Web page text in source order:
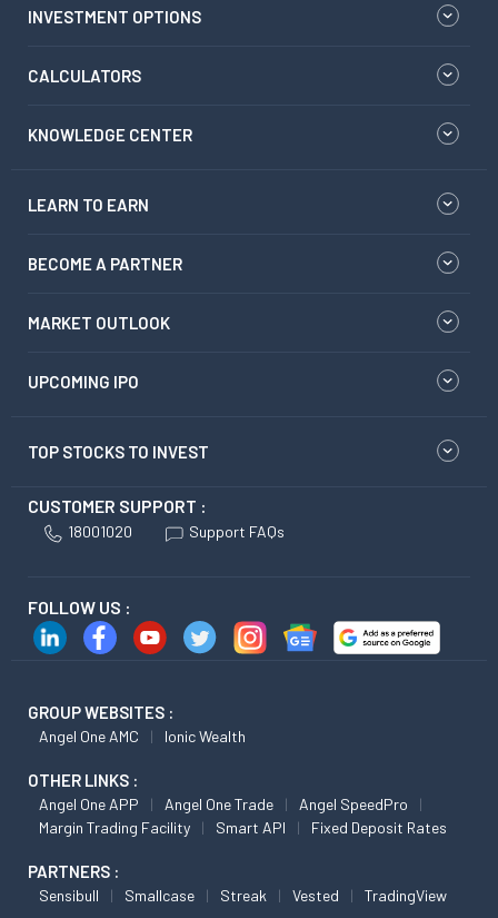
INVESTMENT OPTIONS
CALCULATORS
KNOWLEDGE CENTER
LEARN TO EARN
BECOME A PARTNER
MARKET OUTLOOK
UPCOMING IPO
TOP STOCKS TO INVEST
CUSTOMER SUPPORT :
18001020 Support FAQs
FOLLOW US :
GROUP WEBSITES :
Angel One AMC Ionic Wealth
OTHER LINKS :
Angel One APP Angel One Trade
Angel SpeedPro
Margin Trading Facility
Smart API Fixed Deposit Rates
PARTNERS :
Sensibull Smallcase Streak Vested TradingView